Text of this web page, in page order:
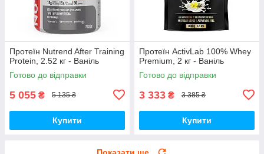
Протеїн Nutrend After Training
Protein, 2.52 кг - Ваніль
Готово до відправки
5 055 ₴ 5 135 ₴
Купити
Протеїн ActivLab 100% Whey
Premium, 2 кг - Ваніль
Готово до відправки
3 333 ₴ 3 385 ₴
Купити